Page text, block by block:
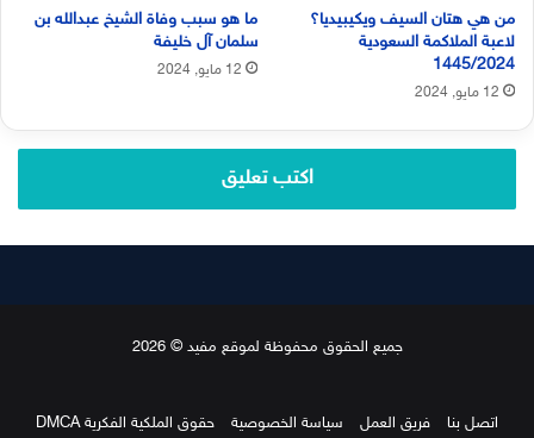
من هي هتان السيف ويكيبيديا؟
لاعبة الملاكمة السعودية
1445/2024
12 مايو, 2024
ما هو سبب وفاة الشيخ عبدالله بن
سلمان آل خليفة
12 مايو, 2024
اكتب تعليق
جميع الحقوق محفوظة لموقع مفيد © 2026
اتصل بنا فريق العمل سياسة الخصوصية حقوق الملكية الفكرية DMCA